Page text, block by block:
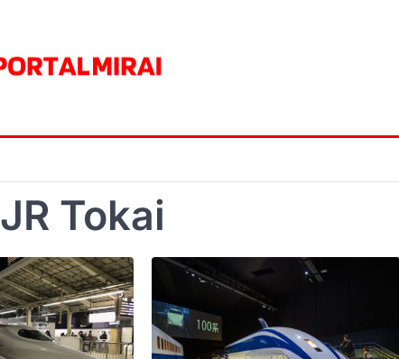
JR Tokai